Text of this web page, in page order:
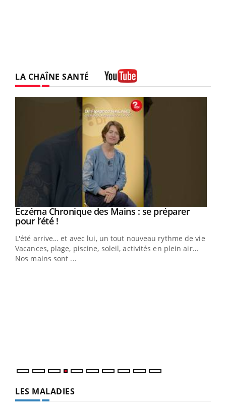
LA CHAÎNE SANTÉ
Youtube
Eczéma Chronique des Mains : se préparer
pour l’été !Youtube
L'été arrive… et avec lui, un tout nouveau rythme de vie !
Vacances, plage, piscine, soleil, activités en plein air…
Nos mains sont ...
LES MALADIES